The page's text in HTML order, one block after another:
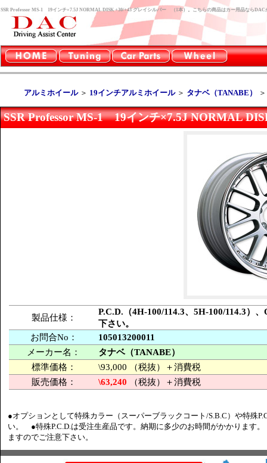
SSR Professor MS-1 19インチ×7.5J NORMAL DISK +30/+43 グレイシルバー （1本）。こちらの商品はカー用品ならDAC
アルミホイール＞ 19インチアルミホイール＞ タナベ（TANABE）
SSR Professor MS-1 19インチ×7.5J NORMAL
製品仕様：
P.C.D.（4H-100/114.3、5H-100/114.3）
下さい。
お問合No：
105013200011
メーカー名：
タナベ（TANABE）
標準価格：
\93,000 （税抜）＋消費税
販売価格：
\63,240 （税抜）＋消費税
●オプションとして特殊カラー（スーパーブラックコート/S.B.C）や特殊
い。 ●特殊P.C.D.は受注生産品です。納期に多少のお時間がかかりま
ますのでご注意下さい。